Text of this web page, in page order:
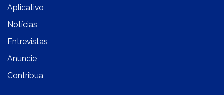
Aplicativo
Notícias
Entrevistas
Anuncie
Contribua